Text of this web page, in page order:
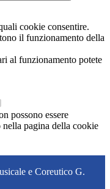
cookie consentire.
il funzionamento della
al funzionamento potete
possono essere
pagina della cookie
e Coreutico G.